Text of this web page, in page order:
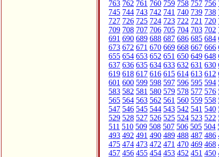
763 762 761 760 759 758 757 756
745 744 743 742 741 740 739 738
727 726 725 724 723 722 721 720
709 708 707 706 705 704 703 702
691 690 689 688 687 686 685 684
673 672 671 670 669 668 667 666
655 654 653 652 651 650 649 648
637 636 635 634 633 632 631 630
619 618 617 616 615 614 613 612
601 600 599 598 597 596 595 594
583 582 581 580 579 578 577 576
565 564 563 562 561 560 559 558
547 546 545 544 543 542 541 540
529 528 527 526 525 524 523 522
511 510 509 508 507 506 505 504
493 492 491 490 489 488 487 486
475 474 473 472 471 470 469 468
457 456 455 454 453 452 451 450